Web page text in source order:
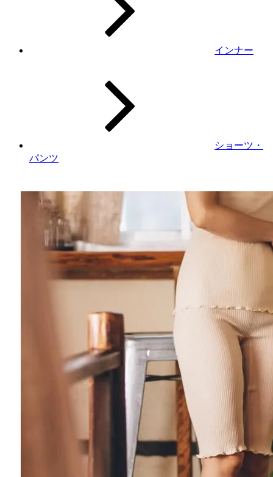
インナー
ショーツ・
パンツ